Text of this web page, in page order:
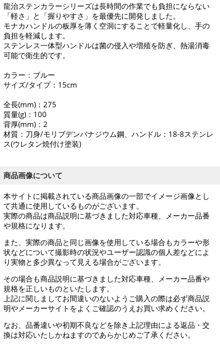
龍治ステンカラーシリーズは長時間の作業でも負担にならない
「軽さ」と「握りやすさ」を最優先に開発しました。
モナカハンドルの板厚を薄く空洞にすることで軽量化し、手の
負担を軽減します。
ステンレス一体型ハンドルは菌の侵入や増殖を防ぎ、熱湯消毒
可能で衛生的です。
カラー：ブルー
サイズ/タイプ：15cm
全長(mm)：275
質量(g)：100
背厚(mm)：2
材質：刀身/モリブデンバナジウム鋼、ハンドル：18-8ステンレ
ス(ウレタン焼付け塗装)
商品画像について
本サイトに掲載されている商品画像の一部でイメージ画像とし
て共通に使用しているものがございます。
実際の商品は商品説明に基づきました対応車種、メーカー品番
や規格になります。
また、実際の商品と同じ画像を使用している場合もカラーや形
状などについて撮影時の状況やユーザー認識の個人差などによ
り実物と多少異なって見える場合がございます。
その場合も商品説明に基づきました対応車種、メーカー品番や
規格を正しいものといたします。
上記に関しましてお間違いのないようご購入の際は必ず商品説
明やメーカーサイトをよくご確認のうえお買い求めください。
なお、品番違いや初期不良などを除き上記理由による返品・交
換は対応いたしかねますのであらかじめご了承ください。